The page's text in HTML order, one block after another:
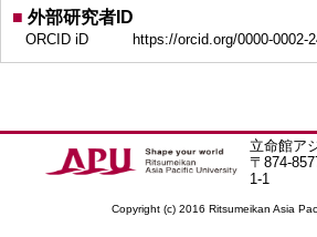
■ 外部研究者ID
ORCID iD https://orcid.org/0000-0002-
立命館ア
〒874-
1-1
Copyright (c) 2016 Ritsumeikan Asia